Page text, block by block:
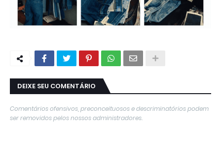
DEIXE SEU COMENTÁRIO
Comentários ofensivos, preconceituosos e descriminatórios podem
ser removidos pelos nossos administradores.